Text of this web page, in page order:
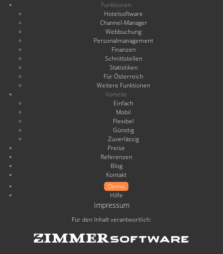
Funktionen
Hotelsoftware
Channel-Manager
Webbuchung
Personalmanagement
Finanzen
Schnittstellen
Statistiken
Für Österreich
Weitere Funktionen
Vorteile
Einfach
Mobil
Flexibel
Günstig
Zuverlässig
Preise
Referenzen
Blog
Kontakt
Demo
Hilfe
Impressum
Für den Inhalt verantwortlich: